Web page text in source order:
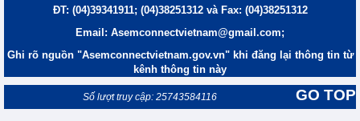
ĐT: (04)39341911; (04)38251312 và Fax: (04)38251312
Email: Asemconnectvietnam@gmail.com;
Ghi rõ nguồn "Asemconnectvietnam.gov.vn" khi đăng lại thông tin từ
kênh thông tin này
GO TOP
Số lượt truy cập: 25743584116